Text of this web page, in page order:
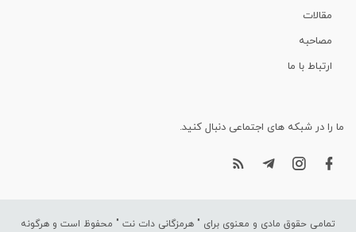
مقالات
مصاحبه
ارتباط با ما
ما را در شبکه های اجتماعی دنبال کنید.
تمامی حقوق مادی و معنوی برای " هرمزگانی دات نت " محفوظ است و هرگونه